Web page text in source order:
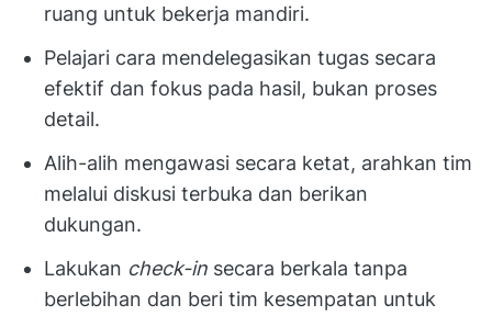
ruang untuk bekerja mandiri.
Pelajari cara mendelegasikan tugas secara
efektif dan fokus pada hasil, bukan proses
detail.
Alih-alih mengawasi secara ketat, arahkan tim
melalui diskusi terbuka dan berikan
dukungan.
Lakukan check-in secara berkala tanpa
berlebihan dan beri tim kesempatan untuk